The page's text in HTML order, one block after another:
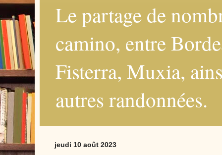
Le partage de
camino, entre
Fisterra, Muxia,
autres randonnées.
jeudi 10 août 2023